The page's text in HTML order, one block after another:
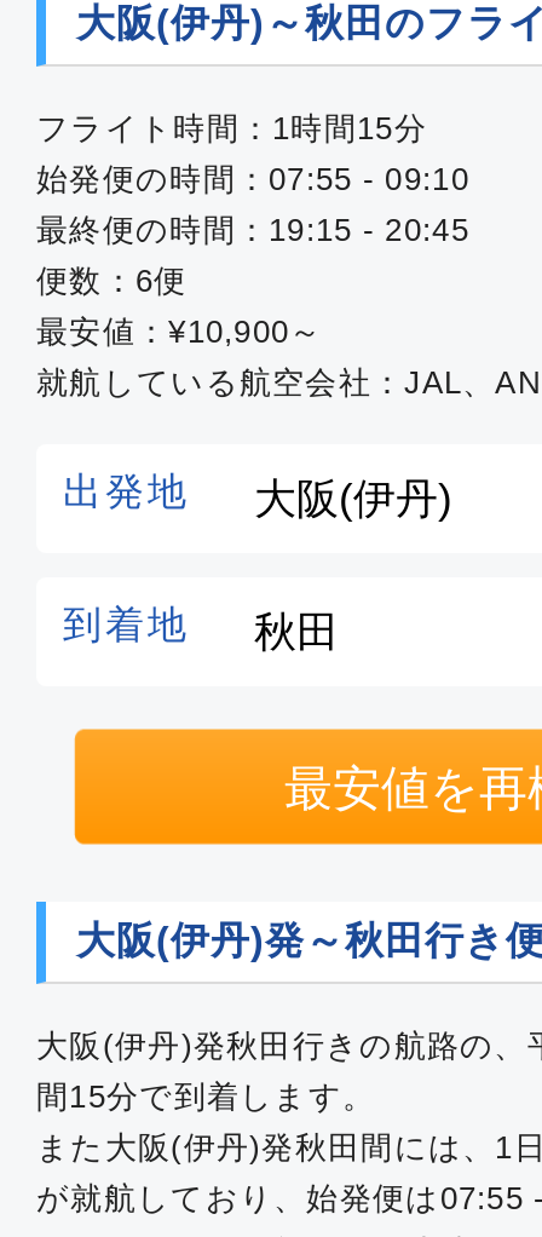
大阪(伊丹)～秋田のフラ
フライト時間：1時間15分
始発便の時間：07:55 - 09:10
最終便の時間：19:15 - 20:45
便数：6便
最安値：¥10,900～
就航している航空会社：JAL、
最安値を再
大阪(伊丹)発～秋田行き
大阪(伊丹)発秋田行きの航路の
間15分で到着します。
また大阪(伊丹)発秋田間には、1
が就航しており、始発便は07:55